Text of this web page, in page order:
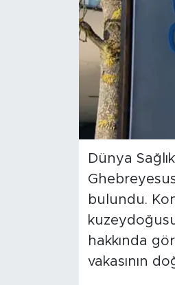
Dünya
bulundu.
hakkında
vakasının